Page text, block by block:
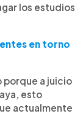
los estudios
en torno
porque a juicio
esto
actualmente